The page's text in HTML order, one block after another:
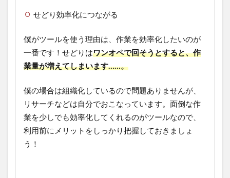
せどり効率化につながる
僕がツールを使う理由は、作業を効率化したいのが
一番です！せどりはワンオペで回そうとすると、作
業量が増えてしまいます……。
僕の場合は組織化しているので問題ありませんが、
リサーチなどは自分でおこなっています。面倒な作
業を少しでも効率化してくれるのがツールなので、
利用前にメリットをしっかり把握しておきましょ
う！